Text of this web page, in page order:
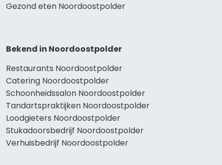
Gezond eten Noordoostpolder
Bekend in Noordoostpolder
Restaurants Noordoostpolder
Catering Noordoostpolder
Schoonheidssalon Noordoostpolder
Tandartspraktijken Noordoostpolder
Loodgieters Noordoostpolder
Stukadoorsbedrijf Noordoostpolder
Verhuisbedrijf Noordoostpolder